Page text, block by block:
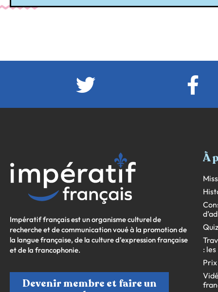
Impératif français est un organisme culturel de
recherche et de communication voué à la promotion de
la langue française, de la culture d’expression française
et de la francophonie.
Devenir membre et faire un
À
: